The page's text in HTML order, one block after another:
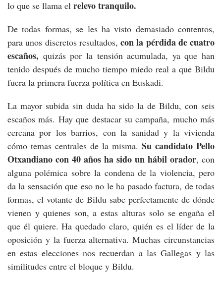
lo que se llama el relevo tranquilo.
De todas formas, se les ha visto demasiado contentos,
para unos discretos resultados, con la pérdida de cuatro
escaños, quizás por la tensión acumulada, ya que han
tenido después de mucho tiempo miedo real a que Bildu
fuera la primera fuerza política en Euskadi.
La mayor subida sin duda ha sido la de Bildu, con seis
escaños más. Hay que destacar su campaña, mucho más
cercana por los barrios, con la sanidad y la vivienda
cómo temas centrales de la misma. Su candidato Pello
Otxandiano con 40 años ha sido un hábil orador, con
alguna polémica sobre la condena de la violencia, pero
da la sensación que eso no le ha pasado factura, de todas
formas, el votante de Bildu sabe perfectamente de dónde
vienen y quienes son, a estas alturas solo se engaña el
que él quiere. Ha quedado claro, quién es el líder de la
oposición y la fuerza alternativa. Muchas circunstancias
en estas elecciones nos recuerdan a las Gallegas y las
similitudes entre el bloque y Bildu.